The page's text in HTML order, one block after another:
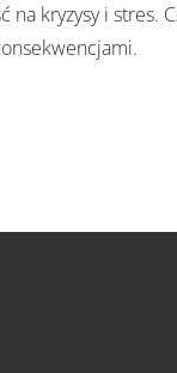
kryzysy i stres.